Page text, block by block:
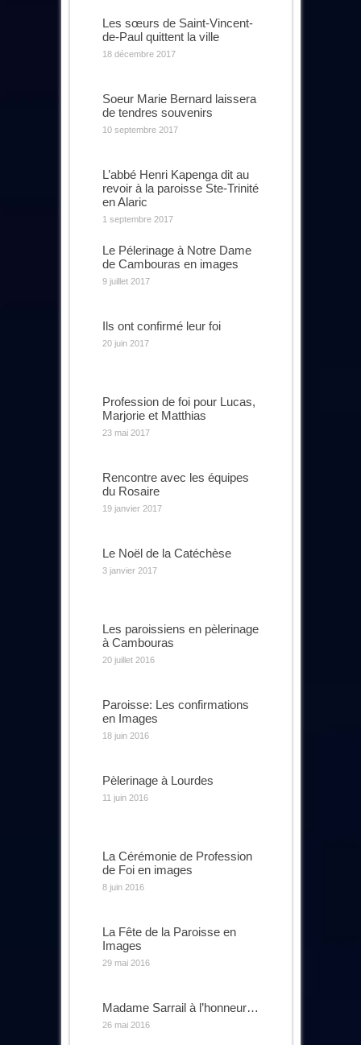
Les sœurs de Saint-Vincent-
de-Paul quittent la ville
18 décembre 2017
Soeur Marie Bernard laissera
de tendres souvenirs
10 septembre 2017
L’abbé Henri Kapenga dit au
revoir à la paroisse Ste-Trinité
en Alaric
1 septembre 2017
Le Pélerinage à Notre Dame
de Cambouras en images
9 juillet 2017
Ils ont confirmé leur foi
20 juin 2017
Profession de foi pour Lucas,
Marjorie et Matthias
23 mai 2017
Rencontre avec les équipes
du Rosaire
19 janvier 2017
Le Noël de la Catéchèse
3 janvier 2017
Les paroissiens en pèlerinage
à Cambouras
20 juillet 2016
Paroisse: Les confirmations
en Images
18 juin 2016
Pèlerinage à Lourdes
11 juin 2016
La Cérémonie de Profession
de Foi en images
8 juin 2016
La Fête de la Paroisse en
Images
29 mai 2016
Madame Sarrail à l’honneur…
26 mai 2016